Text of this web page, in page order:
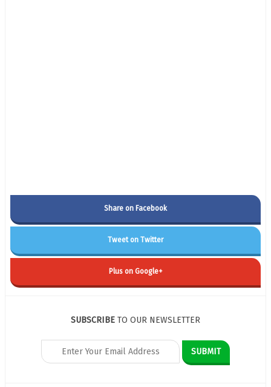
Share on Facebook
Tweet on Twitter
Plus on Google+
SUBSCRIBE TO OUR NEWSLETTER